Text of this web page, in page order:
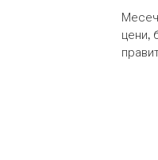
цени,